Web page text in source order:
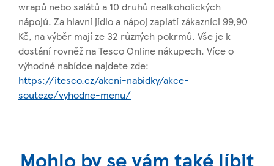
wrapů nebo salátů a 10 druhů nealkoholických
nápojů. Za hlavní jídlo a nápoj zaplatí zákazníci 99,90
Kč, na výběr mají ze 32 různých pokrmů. Vše je k
dostání rovněž na Tesco Online nákupech. Více o
výhodné nabídce najdete zde:
https://itesco.cz/akcni-nabidky/akce-
souteze/vyhodne-menu/
Mohlo by se vám také líbit